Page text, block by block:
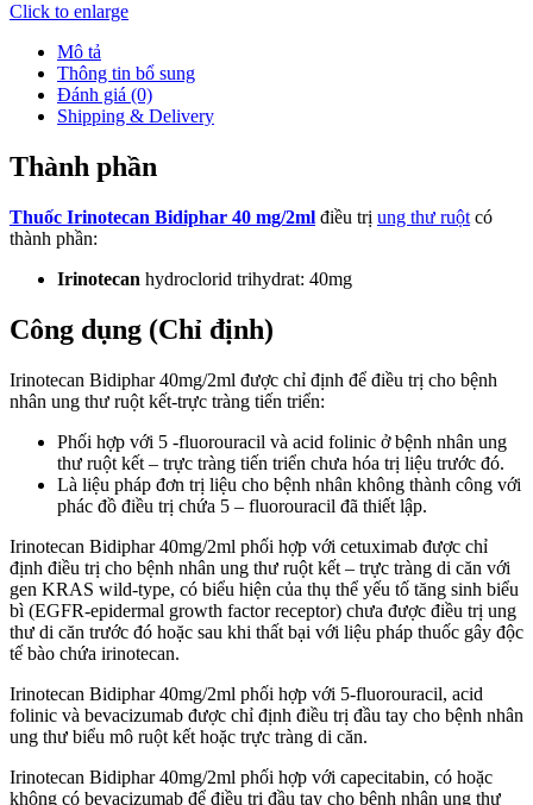
Click to enlarge
Mô tả
Thông tin bổ sung
Đánh giá (0)
Shipping & Delivery
Thành phần
Thuốc Irinotecan Bidiphar 40 mg/2ml điều trị ung thư ruột có
thành phần:
Irinotecan hydroclorid trihydrat: 40mg
Công dụng (Chỉ định)
Irinotecan Bidiphar 40mg/2ml được chỉ định để điều trị cho bệnh
nhân ung thư ruột kết-trực tràng tiến triển:
Phối hợp với 5 -fluorouracil và acid folinic ở bệnh nhân ung
thư ruột kết – trực tràng tiến triển chưa hóa trị liệu trước đó.
Là liệu pháp đơn trị liệu cho bệnh nhân không thành công với
phác đồ điều trị chứa 5 – fluorouracil đã thiết lập.
Irinotecan Bidiphar 40mg/2ml phối hợp với cetuximab được chỉ
định điều trị cho bệnh nhân ung thư ruột kết – trực tràng di căn với
gen KRAS wild-type, có biểu hiện của thụ thể yếu tố tăng sinh biểu
bì (EGFR-epidermal growth factor receptor) chưa được điều trị ung
thư di căn trước đó hoặc sau khi thất bại với liệu pháp thuốc gây độc
tế bào chứa irinotecan.
Irinotecan Bidiphar 40mg/2ml phối hợp với 5-fluorouracil, acid
folinic và bevacizumab được chỉ định điều trị đầu tay cho bệnh nhân
ung thư biểu mô ruột kết hoặc trực tràng di căn.
Irinotecan Bidiphar 40mg/2ml phối hợp với capecitabin, có hoặc
không có bevacizumab để điều trị đầu tay cho bệnh nhân ung thư